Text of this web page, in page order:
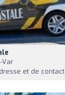
Var
et de contact